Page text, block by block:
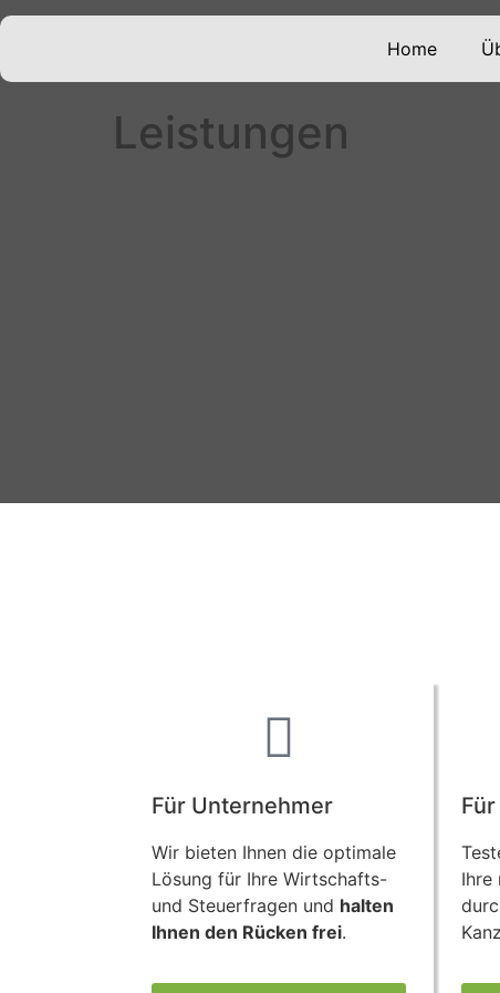
Home
Leistungen
Für Unternehmer
Wir bieten Ihnen die optimale
Lösung für Ihre Wirtschafts-
und Steuerfragen und halten
Ihnen den Rücken frei.
Ihre